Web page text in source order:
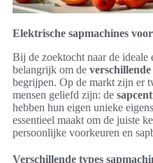
Elektrische sapmachines
Bij de zoektocht naar de ideale
belangrijk om de verschillende
begrijpen. Op de markt zijn er
mensen geliefd zijn: de
hebben hun eigen unieke
essentieel maakt om de juiste
persoonlijke voorkeuren en
Verschillende types